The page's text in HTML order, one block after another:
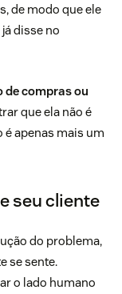
de modo que ele
disse no
de compras ou
que ela não é
é apenas mais um
seu cliente
do problema,
se sente.
o lado humano